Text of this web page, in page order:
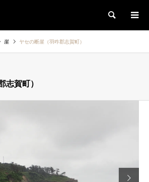
検索
崖 ヤセの断崖（羽咋郡志賀町）
志賀町）
